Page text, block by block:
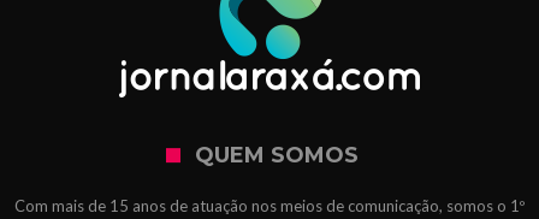
QUEM SOMOS
Com mais de 15 anos de atuação nos meios de comunicação, somos o 1º